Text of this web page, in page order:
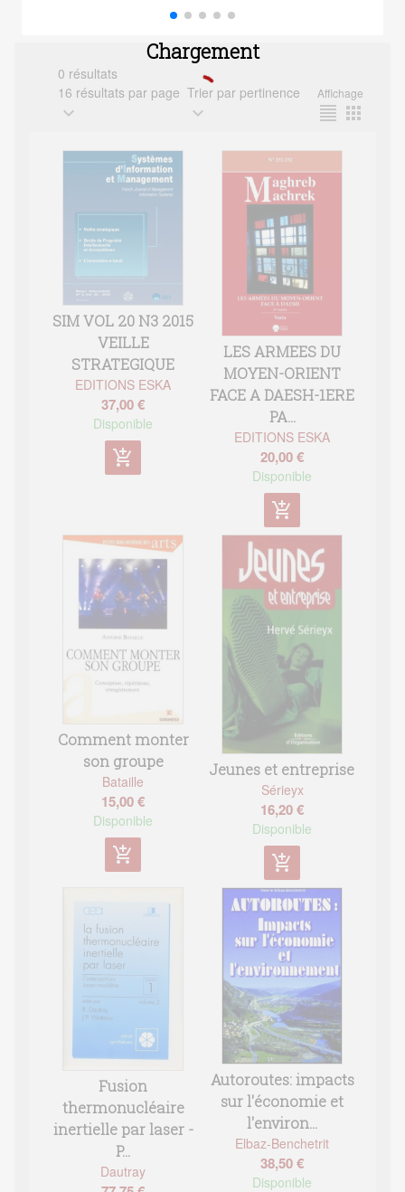
Chargement
0 résultats
16 résultats par page
expand_more
Trier par pertinence
expand_more
Affichage
format_align_justify apps
SIM VOL 20 N3 2015
VEILLE
STRATEGIQUE
EDITIONS ESKA
37,00 €
Disponible
add_shopping_cart
LES ARMEES DU
MOYEN-ORIENT
FACE A DAESH-1ERE
PA...
EDITIONS ESKA
20,00 €
Disponible
add_shopping_cart
Comment monter
son groupe
Bataille
15,00 €
Disponible
add_shopping_cart
Jeunes et entreprise
Sérieyx
16,20 €
Disponible
add_shopping_cart
Fusion
thermonucléaire
inertielle par laser -
P...
Dautray
Autoroutes: impacts
sur l'économie et
l'environ...
Elbaz-Benchetrit
38,50 €
Disponible